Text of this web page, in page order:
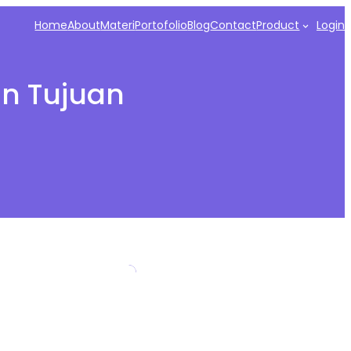
HomeAboutMateriPortofolioBlogContactProduct Login
Tujuan